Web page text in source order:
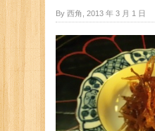
By 西角, 2013 年 3 月 1 日